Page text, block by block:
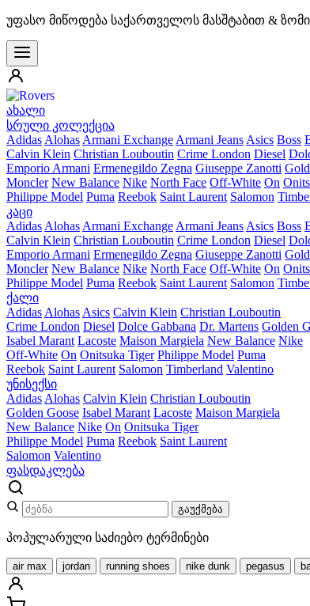
უფასო მიწოდება საქართველოს მასშტაბით &
ახალი
სრული კოლექცია
Adidas Alohas Armani Exchange Armani Jeans Asics Boss
Calvin Klein Christian Louboutin Crime London Diesel
Emporio Armani Ermenegildo Zegna Giuseppe Zanotti
Moncler New Balance Nike North Face Off-White On
Philippe Model Puma Reebok Saint Laurent Salomon
კაცი
Adidas Alohas Armani Exchange Armani Jeans Asics Boss
Calvin Klein Christian Louboutin Crime London Diesel
Emporio Armani Ermenegildo Zegna Giuseppe Zanotti
Moncler New Balance Nike North Face Off-White On
Philippe Model Puma Reebok Saint Laurent Salomon
ქალი
Adidas Alohas Asics Calvin Klein Christian Louboutin
Crime London Diesel Dolce Gabbana Dr. Martens Golden
Isabel Marant Lacoste Maison Margiela New Balance Nike
Off-White On Onitsuka Tiger Philippe Model Puma
Reebok Saint Laurent Salomon Timberland Valentino
უნისექსი
Adidas Alohas Calvin Klein Christian Louboutin
Golden Goose Isabel Marant Lacoste Maison Margiela
New Balance Nike On Onitsuka Tiger
Philippe Model Puma Reebok Saint Laurent
Salomon Valentino
ფასდაკლება
გაუქმება
პოპულარული საძიებო ტერმინები
air max jordan running shoes nike dunk pegasus